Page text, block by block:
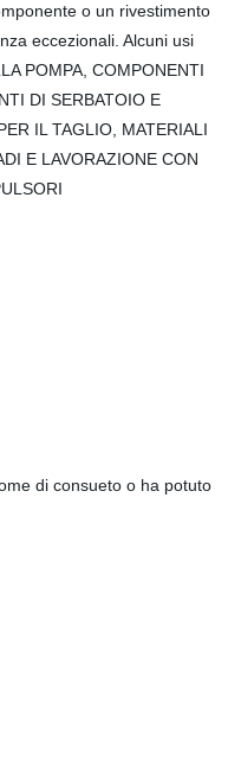
o un rivestimento
eccezionali. Alcuni usi
POMPA, COMPONENTI
DI SERBATOIO E
IL TAGLIO, MATERIALI
E LAVORAZIONE CON
di consueto o ha potuto